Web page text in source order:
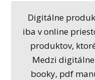
Digitálne
iba v online
produktov,
Medzi
booky, pdf